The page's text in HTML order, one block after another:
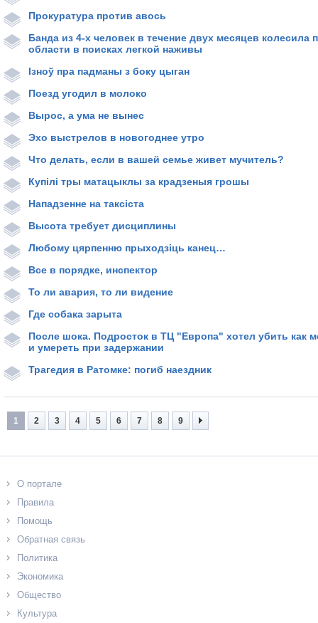
Прокуратура против авось
Банда из 4-х человек в течение двух месяцев колесила
области в поисках легкой наживы
Ізноў пра падманы з боку цыган
Поезд угодил в молоко
Вырос, а ума не вынес
Эхо выстрелов в новогоднее утро
Что делать, если в вашей семье живет мучитель?
Купілі тры матацыклы за крадзеныя грошы
Нападзенне на таксіста
Высота требует дисциплины
Любому цярпенню прыходзіць канец…
Все в порядке, инспектор
То ли авария, то ли видение
Где собака зарыта
После шока. Подросток в ТЦ "Европа" хотел убить как
и умереть при задержании
Трагедия в Ратомке: погиб наездник
1 2 3 4 5 6 7 8 9
О портале
Правила
Помощь
Обратная связь
Политика
Экономика
Общество
Культура